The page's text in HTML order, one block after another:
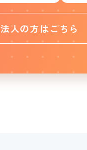
法人の方はこちら